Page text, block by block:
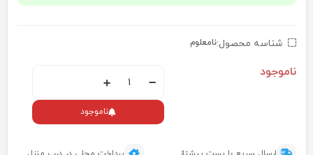
شناسه محصول:نامعلوم
ناموجود
ناموجود